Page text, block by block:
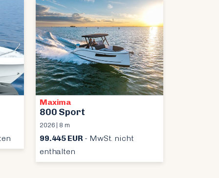
Maxima
800 Sport
2026 | 8 m
99.445 EUR- MwSt. nicht
enthalten